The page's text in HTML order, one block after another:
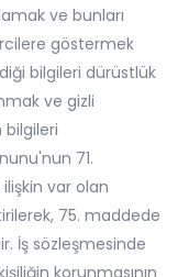
ve bunları
göstermek
bilgileri dürüstlük
ve gizli
bilgileri
71.
var olan
75. maddede
İş sözleşmesinde
korunmasının